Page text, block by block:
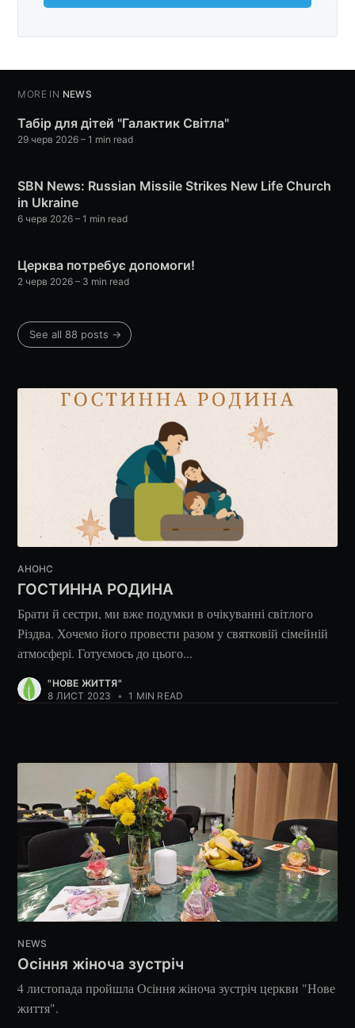
MORE IN NEWS
Табір для дітей "Галактик Світла"
29 черв 2026 – 1 min read
SBN News: Russian Missile Strikes New Life Church
in Ukraine
6 черв 2026 – 1 min read
Церква потребує допомоги!
2 черв 2026 – 3 min read
See all 88 posts →
АНОНС
ГОСТИННА РОДИНА
Брати й сестри, ми вже подумки в очікуванні світлого
Різдва. Хочемо його провести разом у святковій сімейній
атмосфері. Готуємось до цього...
"НОВЕ ЖИТТЯ"
8 ЛИСТ 2023
• 1 MIN READ
NEWS
Осіння жіноча зустріч
4 листопада пройшла Осіння жіноча зустріч церкви "Нове
життя".